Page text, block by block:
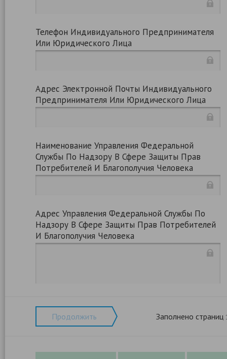
Телефон Индивидуального Предпринимателя
Или Юридического Лица
Адрес Электронной Почты Индивидуального
Предпринимателя Или Юридического Лица
Наименование Управления Федеральной
Службы По Надзору В Сфере Защиты Прав
Потребителей И Благополучия Человека
Адрес Управления Федеральной Службы По
Надзору В Сфере Защиты Прав Потребителей
И Благополучия Человека
Продолжить Заполнено страниц